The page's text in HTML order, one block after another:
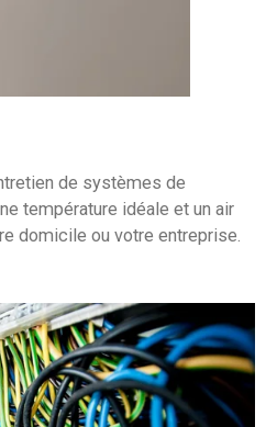
de systèmes de
température idéale et un air
domicile ou votre entreprise.